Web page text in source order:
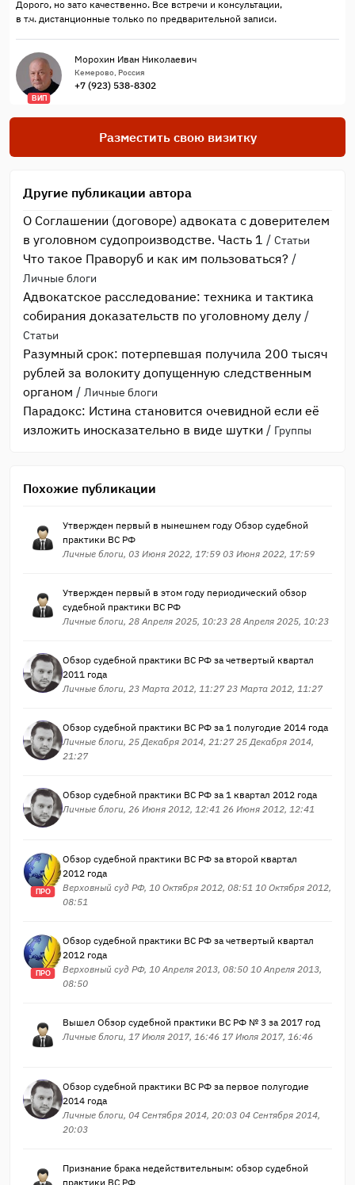
Дорого, но зато качественно. Все встречи и консультации,
в т.ч. дистанционные только по предварительной записи.
ВИП
Морохин Иван Николаевич
Кемерово, Россия
+7 (923) 538-8302
Разместить свою визитку
Другие публикации автора
О Соглашении (договоре) адвоката с доверителем
в уголовном судопроизводстве. Часть 1 / Статьи
Что такое Праворуб и как им пользоваться? /
Личные блоги
Адвокатское расследование: техника и тактика
собирания доказательств по уголовному делу /
Статьи
Разумный срок: потерпевшая получила 200 тысяч
рублей за волокиту допущенную следственным
органом / Личные блоги
Парадокс: Истина становится очевидной если её
изложить иносказательно в виде шутки / Группы
Похожие публикации
Утвержден первый в нынешнем году Обзор судебной
практики ВС РФ
Личные блоги, 03 Июня 2022, 17:59 03 Июня 2022, 17:59
Утвержден первый в этом году периодический обзор
судебной практики ВС РФ
Личные блоги, 28 Апреля 2025, 10:23 28 Апреля 2025, 10:23
Обзор судебной практики ВС РФ за четвертый квартал
2011 года
Личные блоги, 23 Марта 2012, 11:27 23 Марта 2012, 11:27
Обзор судебной практики ВС РФ за 1 полугодие 2014 года
Личные блоги, 25 Декабря 2014, 21:27 25 Декабря 2014,
21:27
Обзор судебной практики ВС РФ за 1 квартал 2012 года
Личные блоги, 26 Июня 2012, 12:41 26 Июня 2012, 12:41
ПРО
Обзор судебной практики ВС РФ за второй квартал
2012 года
Верховный суд РФ, 10 Октября 2012, 08:51 10 Октября 2012,
08:51
ПРО
Обзор судебной практики ВС РФ за четвертый квартал
2012 года
Верховный суд РФ, 10 Апреля 2013, 08:50 10 Апреля 2013,
08:50
Вышел Обзор судебной практики ВС РФ № 3 за 2017 год
Личные блоги, 17 Июля 2017, 16:46 17 Июля 2017, 16:46
Обзор судебной практики ВС РФ за первое полугодие
2014 года
Личные блоги, 04 Сентября 2014, 20:03 04 Сентября 2014,
20:03
Признание брака недействительным: обзор судебной
практики ВС РФ